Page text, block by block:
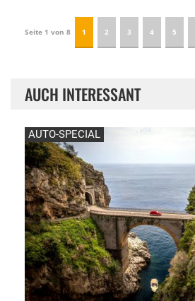
Seite 1 von 8 1 2 3 4 5
AUCH INTERESSANT
AUTO-SPECIAL